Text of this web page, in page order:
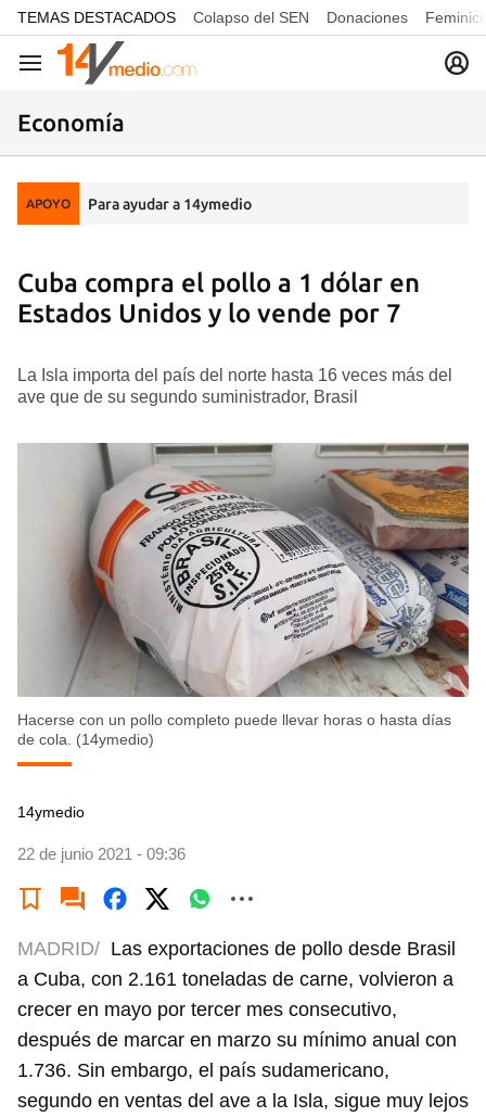
common.go-to-content
TEMAS DESTACADOS Colapso del SEN Donaciones
Navegación
Economía
APOYO Para ayudar a 14ymedio
Cuba compra el pollo a 1 dólar en
Estados Unidos y lo vende por 7
La Isla importa del país del norte hasta 16 veces más del
ave que de su segundo suministrador, Brasil
Hacerse con un pollo completo puede llevar horas o hasta días
de cola. (14ymedio)
14ymedio
22 de junio 2021 - 09:36
MADRID/ Las exportaciones de pollo desde Brasil
a Cuba, con 2.161 toneladas de carne, volvieron a
crecer en mayo por tercer mes consecutivo,
después de marcar en marzo su mínimo anual con
1.736. Sin embargo, el país sudamericano,
segundo en ventas del ave a la Isla, sigue muy lejos